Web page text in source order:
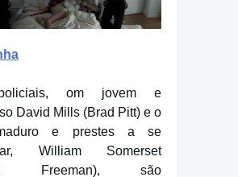
om jovem e
David Mills (Brad Pitt) e o
e prestes a se
William Somerset
Freeman), são